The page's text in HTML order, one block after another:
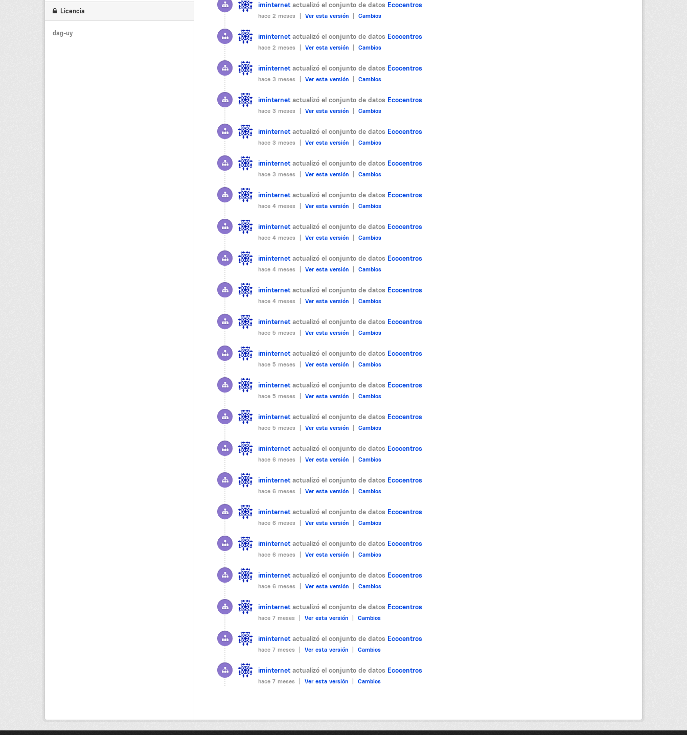
Licencia
dag-uy
iminternet actualizó el conjunto de datos Ecocentros
hace 2 meses | Ver esta versión Cambios
iminternet actualizó el conjunto de datos Ecocentros
hace 2 meses | Ver esta versión Cambios
iminternet actualizó el conjunto de datos Ecocentros
hace 3 meses | Ver esta versión Cambios
iminternet actualizó el conjunto de datos Ecocentros
hace 3 meses | Ver esta versión Cambios
iminternet actualizó el conjunto de datos Ecocentros
hace 3 meses | Ver esta versión Cambios
iminternet actualizó el conjunto de datos Ecocentros
hace 3 meses | Ver esta versión Cambios
iminternet actualizó el conjunto de datos Ecocentros
hace 4 meses | Ver esta versión Cambios
iminternet actualizó el conjunto de datos Ecocentros
hace 4 meses | Ver esta versión Cambios
iminternet actualizó el conjunto de datos Ecocentros
hace 4 meses | Ver esta versión Cambios
iminternet actualizó el conjunto de datos Ecocentros
hace 4 meses | Ver esta versión Cambios
iminternet actualizó el conjunto de datos Ecocentros
hace 5 meses | Ver esta versión Cambios
iminternet actualizó el conjunto de datos Ecocentros
hace 5 meses | Ver esta versión Cambios
iminternet actualizó el conjunto de datos Ecocentros
hace 5 meses | Ver esta versión Cambios
iminternet actualizó el conjunto de datos Ecocentros
hace 5 meses | Ver esta versión Cambios
iminternet actualizó el conjunto de datos Ecocentros
hace 6 meses | Ver esta versión Cambios
iminternet actualizó el conjunto de datos Ecocentros
hace 6 meses | Ver esta versión Cambios
iminternet actualizó el conjunto de datos Ecocentros
hace 6 meses | Ver esta versión Cambios
iminternet actualizó el conjunto de datos Ecocentros
hace 6 meses | Ver esta versión Cambios
iminternet actualizó el conjunto de datos Ecocentros
hace 6 meses | Ver esta versión Cambios
iminternet actualizó el conjunto de datos Ecocentros
hace 7 meses | Ver esta versión Cambios
iminternet actualizó el conjunto de datos Ecocentros
hace 7 meses | Ver esta versión Cambios
iminternet actualizó el conjunto de datos Ecocentros
hace 7 meses | Ver esta versión Cambios